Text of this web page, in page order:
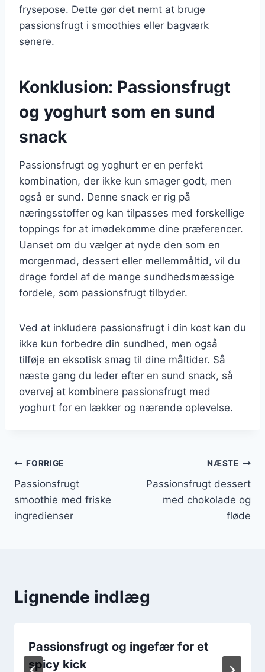
frysepose. Dette gør det nemt at bruge
passionsfrugt i smoothies eller bagværk
senere.
Konklusion: Passionsfrugt
og yoghurt som en sund
snack
Passionsfrugt og yoghurt er en perfekt
kombination, der ikke kun smager godt, men
også er sund. Denne snack er rig på
næringsstoffer og kan tilpasses med forskellige
toppings for at imødekomme dine præferencer.
Uanset om du vælger at nyde den som en
morgenmad, dessert eller mellemmåltid, vil du
drage fordel af de mange sundhedsmæssige
fordele, som passionsfrugt tilbyder.
Ved at inkludere passionsfrugt i din kost kan du
ikke kun forbedre din sundhed, men også
tilføje en eksotisk smag til dine måltider. Så
næste gang du leder efter en sund snack, så
overvej at kombinere passionsfrugt med
yoghurt for en lækker og nærende oplevelse.
Indlægsnavigation
FORRIGE
Passionsfrugt
smoothie med friske
ingredienser
NÆSTE
Passionsfrugt dessert
med chokolade og
fløde
Lignende indlæg
Passionsfrugt og ingefær for et
spicy kick